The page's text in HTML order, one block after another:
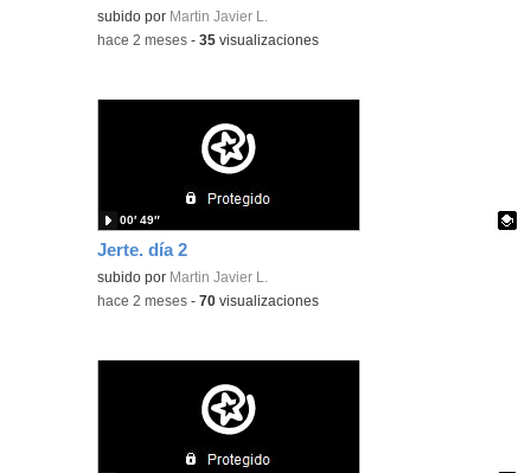
Contenido educativo.
subido por Martin Javier L.
-hace 2 meses -35 visualizaciones
Jerte. día 2
Contenido educativo.
subido por Martin Javier L.
00′ 49″
-hace 2 meses -70 visualizaciones